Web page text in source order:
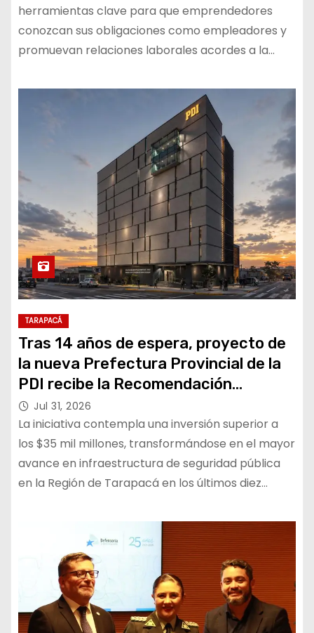
herramientas clave para que emprendedores
conozcan sus obligaciones como empleadores y
promuevan relaciones laborales acordes a la…
TARAPACÁ
Tras 14 años de espera, proyecto de
la nueva Prefectura Provincial de la
PDI recibe la Recomendación
Satisfactoria (RS)
Jul 31, 2026
La iniciativa contempla una inversión superior a
los $35 mil millones, transformándose en el mayor
avance en infraestructura de seguridad pública
en la Región de Tarapacá en los últimos diez…